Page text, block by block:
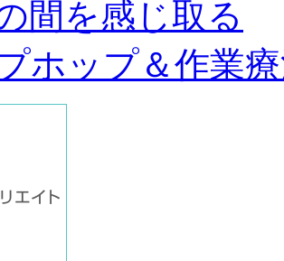
間を感じ取る
ホップ＆作業